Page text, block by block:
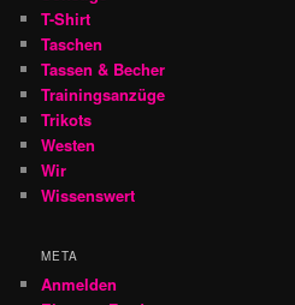
T-Shirt
Taschen
Tassen & Becher
Trainingsanzüge
Trikots
Westen
Wir
Wissenswert
META
Anmelden